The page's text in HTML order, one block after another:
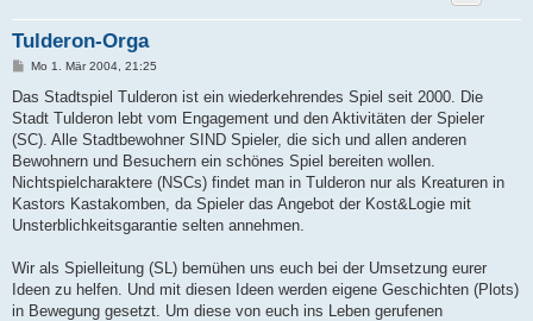
Tulderon-Orga
B
i
r
a
Mo 1. Mär 2004, 21:25
Das Stadtspiel Tulderon ist ein wiederkehrendes Spiel seit 2000. Die
Stadt Tulderon lebt vom Engagement und den Aktivitäten der Spieler
(SC). Alle Stadtbewohner SIND Spieler, die sich und allen anderen
Bewohnern und Besuchern ein schönes Spiel bereiten wollen.
Nichtspielcharaktere (NSCs) findet man in Tulderon nur als Kreaturen in
Kastors Kastakomben, da Spieler das Angebot der Kost&Logie mit
Unsterblichkeitsgarantie selten annehmen.
Wir als Spielleitung (SL) bemühen uns euch bei der Umsetzung eurer
Ideen zu helfen. Und mit diesen Ideen werden eigene Geschichten (Plots)
in Bewegung gesetzt. Um diese von euch ins Leben gerufenen